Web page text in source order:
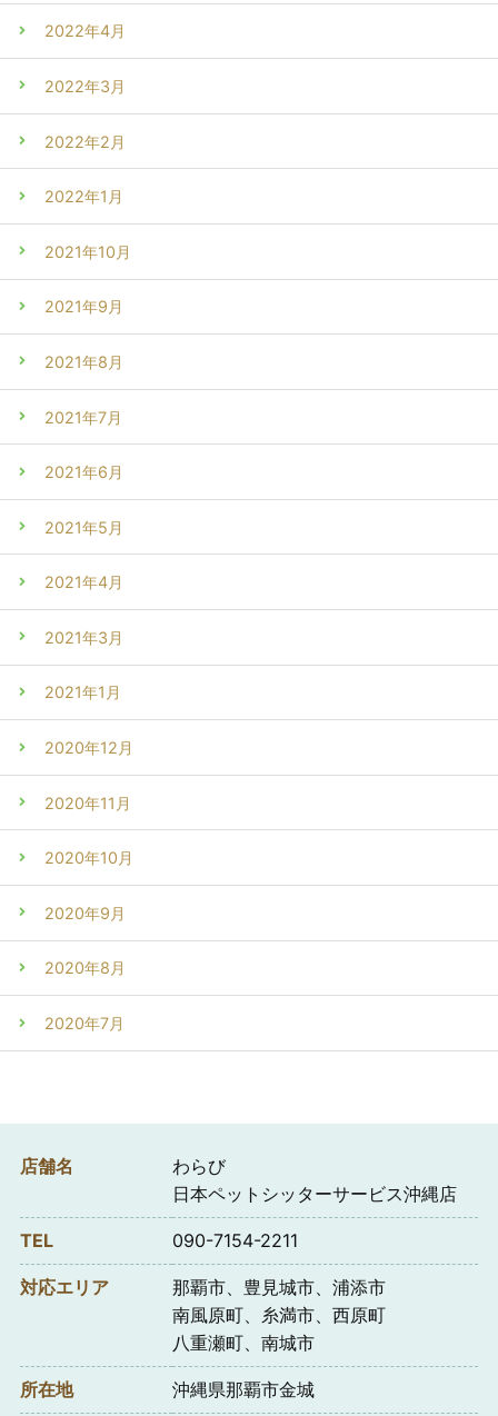
2022年4月
2022年3月
2022年2月
2022年1月
2021年10月
2021年9月
2021年8月
2021年7月
2021年6月
2021年5月
2021年4月
2021年3月
2021年1月
2020年12月
2020年11月
2020年10月
2020年9月
2020年8月
2020年7月
店舗名
わらび
日本ペットシッターサービス沖縄店
TEL 090-7154-2211
対応エリア
那覇市、豊見城市、浦添市
南風原町、糸満市、西原町
八重瀬町、南城市
所在地 沖縄県那覇市金城